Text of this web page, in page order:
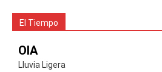
El Tiempo
OIA
Lluvia Ligera